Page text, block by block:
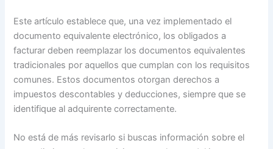
Este artículo establece que, una vez implementado el
documento equivalente electrónico, los obligados a
facturar deben reemplazar los documentos equivalentes
tradicionales por aquellos que cumplan con los requisitos
comunes. Estos documentos otorgan derechos a
impuestos descontables y deducciones, siempre que se
identifique al adquirente correctamente.
No está de más revisarlo si buscas información sobre el